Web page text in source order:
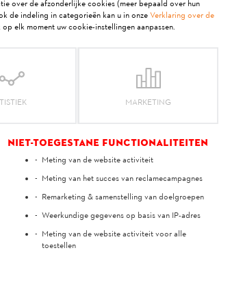
De led-lichtpatronen van je accu geven
Wat betekenen de led-lichtpatronen op de
takken?
over de afzonderlijke cookies (meer bepaald over hun
de indeling in categorieën kan u in onzeVerklaring over de
elk moment uw cookie-instellingen aanpassen.
MARKETING
Niet-toegestane functionaliteiten
Meting van de website activiteit
Meting van het succes van reclamecampagnes
Remarketing & samenstelling van doelgroepen
Weerkundige gegevens op basis van IP-adres
Meting van de website activiteit voor alle
toestellen